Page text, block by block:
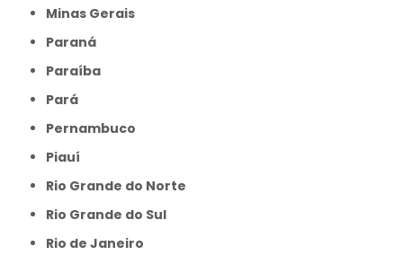
Minas Gerais
Paraná
Paraíba
Pará
Pernambuco
Piauí
Rio Grande do Norte
Rio Grande do Sul
Rio de Janeiro